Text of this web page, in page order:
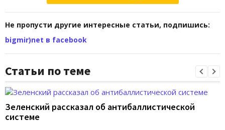
Не пропусти другие интересные статьи, подпишись:
bigmir)net в facebook
Статьи по теме
Зеленский рассказал об антибаллистической
системе